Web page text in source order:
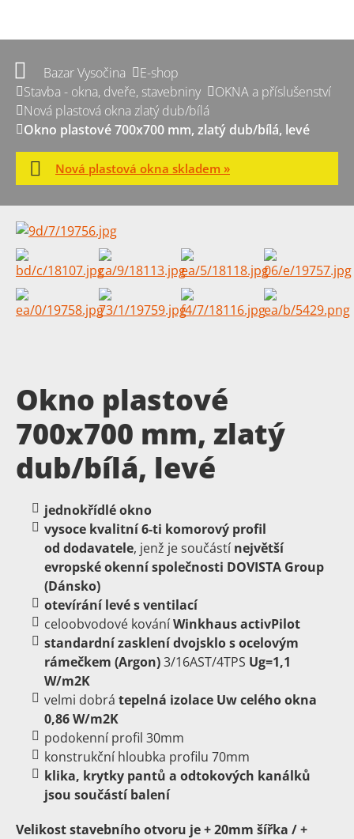
Bazar Vysočina
E-shop
Stavba - okna, dveře, stavebniny
OKNA a příslušenství
Nová plastová okna zlatý dub/bílá
Okno plastové 700x700 mm, zlatý dub/bílá, levé
Nová plastová okna skladem »
Okno plastové
700x700 mm, zlatý
dub/bílá, levé
jednokřídlé okno
vysoce kvalitní6-ti komorový profil
od dodavatele, jenž je součástí největší
evropské okenní společnosti DOVISTA Group
(Dánsko)
otevírání levé s ventilací
celoobvodové kováníWinkhaus activPilot
standardní zasklení dvojsklo s ocelovým
rámečkem (Argon)3/16AST/4TPS Ug=1,1
W/m2K
velmi dobrá tepelná izolace Uw celého okna
0,86 W/m2K
podokenní profil 30mm
konstrukční hloubka profilu 70mm
klika, krytky pantů a odtokových kanálků
jsou součástí balení
Velikost stavebního otvoru je + 20mm šířka / +